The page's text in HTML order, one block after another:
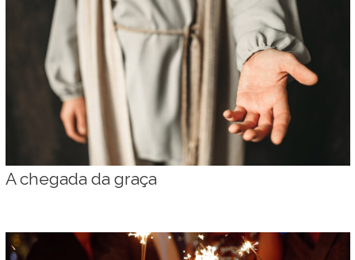
A chegada da graça